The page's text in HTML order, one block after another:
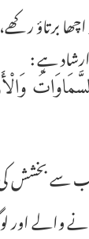
برتاؤ
ہے :
بخشش
والے اور